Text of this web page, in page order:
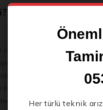
nedenHer türlü teknik